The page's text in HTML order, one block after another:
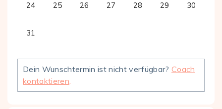
24 25 26 27 28 29 30
31
Dein Wunschtermin ist nicht verfügbar? Coach
kontaktieren